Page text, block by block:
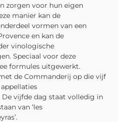
zorgen voor hun eigen
manier kan de
vormen van een
en kan de
vinologische
Speciaal voor deze
formules uitgewerkt.
de Commanderij op die vijf
De vijfde dag staat volledig in
van ‘les